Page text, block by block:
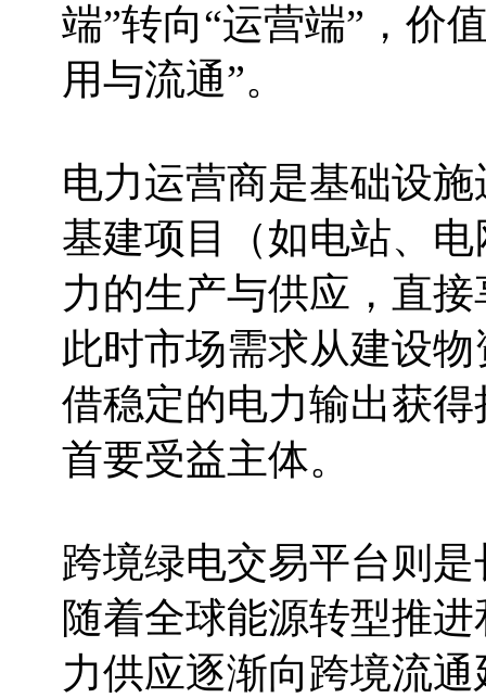
端”转向“运营端”，价
用与流通”。
电力运营商是基础设
基建项目（如电站、
力的生产与供应，直
此时市场需求从建设
借稳定的电力输出获
首要受益主体。
跨境绿电交易平台则
随着全球能源转型推
力供应逐渐向跨境流